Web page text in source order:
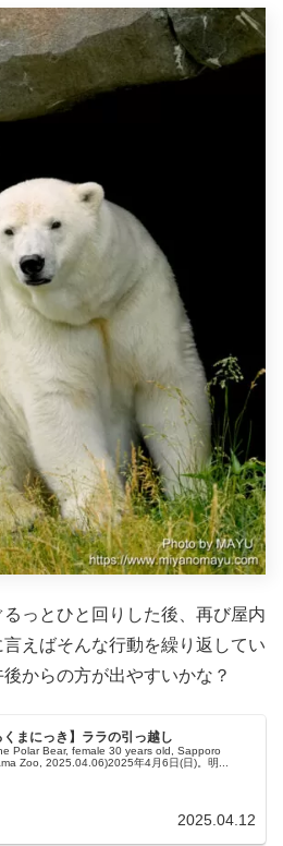
っとひと回りした後、再び屋内
えばそんな行動を繰り返してい
からの方が出やすいかな？
くまにっき】ララの引っ越し
Polar Bear, female 30 years old, Sapporo
Zoo, 2025.04.06)2025年4月6日(日)。明...
2025.04.12